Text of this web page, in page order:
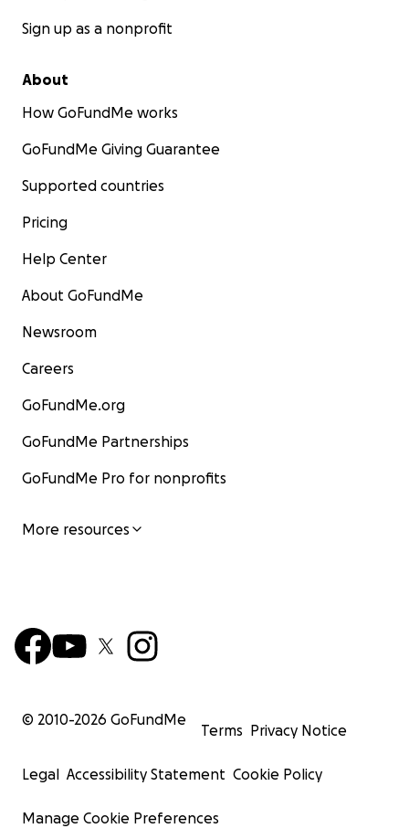
Sign up as a nonprofit
About
How GoFundMe works
GoFundMe Giving Guarantee
Supported countries
Pricing
Help Center
About GoFundMe
Newsroom
Careers
GoFundMe.org
GoFundMe Partnerships
GoFundMe Pro for nonprofits
More resources
© 2010-2026 GoFundMe
Terms Privacy Notice
Legal Accessibility Statement Cookie Policy
Manage Cookie Preferences